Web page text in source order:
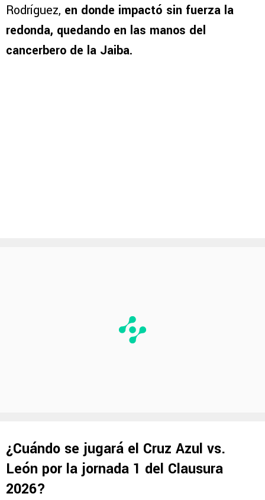
Rodríguez, en donde impactó sin fuerza la
redonda, quedando en las manos del
cancerbero de la Jaiba.
¿Cuándo se jugará el Cruz Azul vs.
León por la jornada 1 del Clausura
2026?